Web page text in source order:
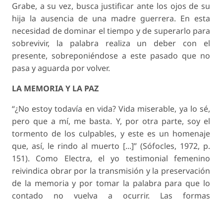
Grabe, a su vez, busca justificar ante los ojos de su
hija la ausencia de una madre guerrera. En esta
necesidad de dominar el tiempo y de superarlo para
sobrevivir, la palabra realiza un deber con el
presente, sobreponiéndose a este pasado que no
pasa y aguarda por volver.
LA MEMORIA Y LA PAZ
“¿No estoy todavía en vida? Vida miserable, ya lo sé,
pero que a mí, me basta. Y, por otra parte, soy el
tormento de los culpables, y este es un homenaje
que, así, le rindo al muerto [...]” (Sófocles, 1972, p.
151). Como Electra, el yo testimonial femenino
reivindica obrar por la transmisión y la preservación
de la memoria y por tomar la palabra para que lo
contado no vuelva a ocurrir. Las formas